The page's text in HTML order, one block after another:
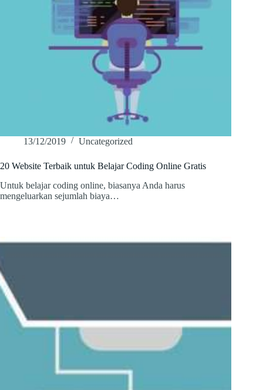
13/12/2019 Uncategorized
20 Website Terbaik untuk Belajar Coding Online Gratis
Untuk belajar coding online, biasanya Anda harus
mengeluarkan sejumlah biaya…